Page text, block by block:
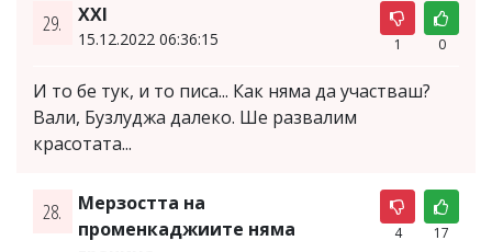
29. XXI
15.12.2022 06:36:15 1 0
И то бе тук, и то писа... Как няма да участваш?
Вали, Бузлуджа далеко. Ше развалим
красотата...
28.
Мерзостта на
променкаджиите няма
4 17